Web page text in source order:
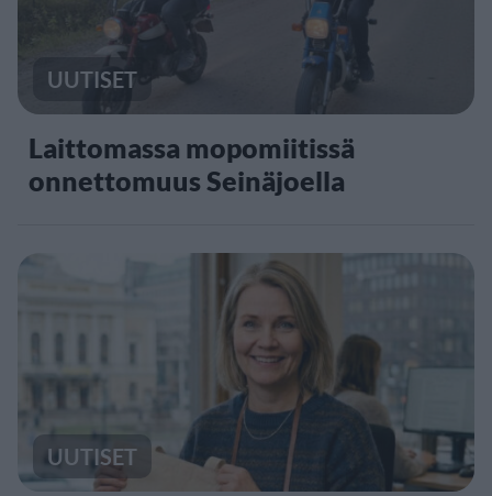
UUTISET
Laittomassa mopomiitissä
onnettomuus Seinäjoella
UUTISET